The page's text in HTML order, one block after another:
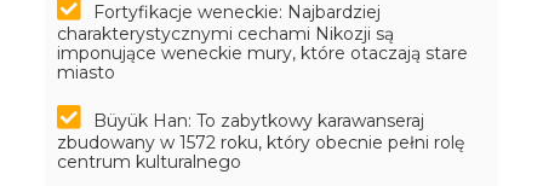
Fortyfikacje weneckie: Najbardziej
charakterystycznymi cechami Nikozji są
imponujące weneckie mury, które otaczają stare
miasto
Büyük Han: To zabytkowy karawanseraj
zbudowany w 1572 roku, który obecnie pełni rolę
centrum kulturalnego